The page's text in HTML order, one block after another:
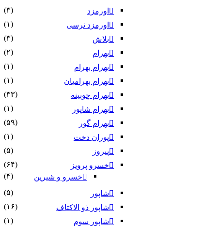
اورمزد
(۳)
اورمزد نرسى‏
(۱)
بلاش
(۳)
بهرام
(۲)
بهرام بهرام
(۱)
بهرام بهرامیان‏
(۱)
بهرام چوبینه
(۳۳)
بهرام شاپور
(۱)
بهرام گور
(۵۹)
پوران دخت
(۱)
پیروز
(۵)
خسرو پرویز
(۶۴)
خسرو و شیرین
(۴)
شاپور
(۵)
شاپور ذو الاکتاف
(۱۶)
شاپور سوم‏
(۱)